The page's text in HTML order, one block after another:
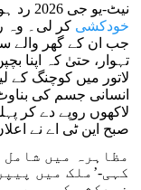
نیٹ-یو جی 2026 رد ہونے کے بعد مبینہ طور پر چار طلبہ نے
خودکشی کر لی۔ وہ
جب ان کے گھر والے
تہوار، حتیٰ کہ اپنا
لاتور میں کوچنگ کے
انسانی جسم کی
لاکھوں روپے دے کر
صبح این ٹی اے نے
مظاہرہ میں
کہی-’ملک میں